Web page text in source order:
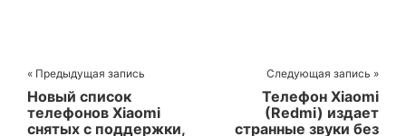
« Предыдущая запись
Новый список
телефонов Xiaomi
снятых с поддержки,
Следующая запись »
Телефон Xiaomi
(Redmi) издает
странные звуки без